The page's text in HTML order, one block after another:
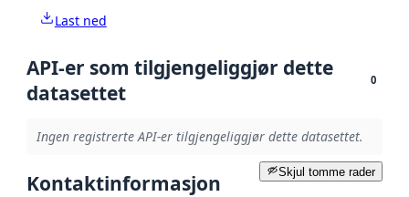
Last ned
API-er som tilgjengeliggjør dette
datasettet
0
Ingen registrerte API-er tilgjengeliggjør dette datasettet.
Skjul tomme rader
Kontaktinformasjon